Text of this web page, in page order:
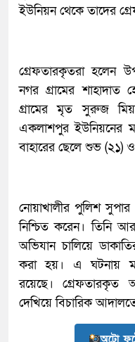
ইউনিয়ন থেকে তাদের
গ্রেফতারকৃতরা হলেন
নগর গ্রামের
গ্রামের মৃত সুরুজ
একলাশপুর ইউনিয়নের
বাহারের ছেলে শুভ (২১)
নোয়াখালীর পুলিশ
নিশ্চিত করেন। তিনি
অভিযান চালিয়ে
করা হয়। এ ঘটনায়
রয়েছে। গ্রেফতারকৃত
দেখিয়ে বিচারিক
অটো